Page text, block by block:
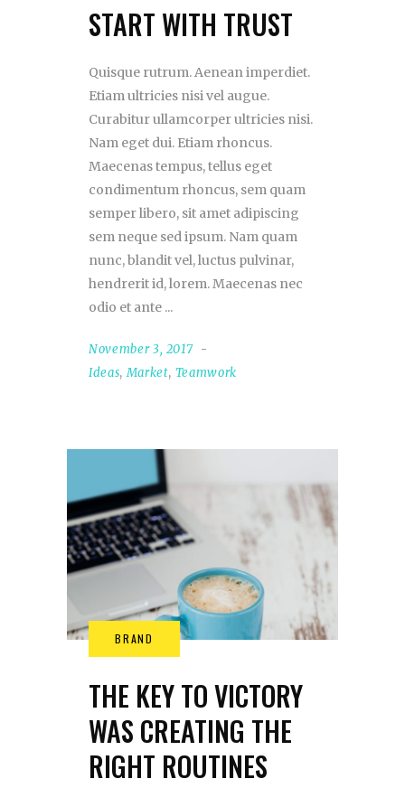
START WITH TRUST
Quisque rutrum. Aenean imperdiet.
Etiam ultricies nisi vel augue.
Curabitur ullamcorper ultricies nisi.
Nam eget dui. Etiam rhoncus.
Maecenas tempus, tellus eget
condimentum rhoncus, sem quam
semper libero, sit amet adipiscing
sem neque sed ipsum. Nam quam
nunc, blandit vel, luctus pulvinar,
hendrerit id, lorem. Maecenas nec
odio et ante
November 3, 2017
Ideas,Market, Teamwork
THE KEY TO VICTORY
WAS CREATING THE
RIGHT ROUTINES